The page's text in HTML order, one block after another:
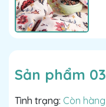
Sản phẩm 03
Tình trạng: Còn hàng